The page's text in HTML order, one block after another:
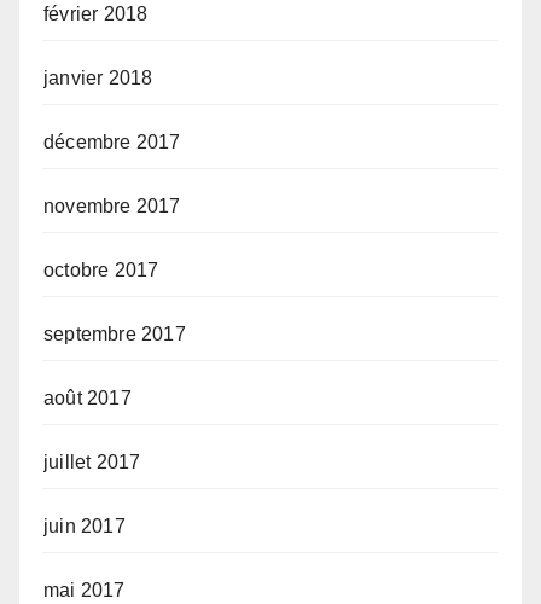
février 2018
janvier 2018
décembre 2017
novembre 2017
octobre 2017
septembre 2017
août 2017
juillet 2017
juin 2017
mai 2017